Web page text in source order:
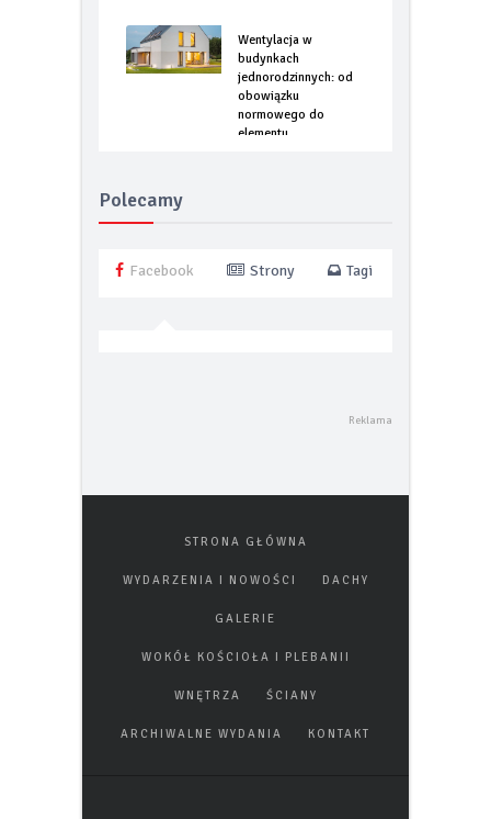
Wentylacja w
budynkach
jednorodzinnych: od
obowiązku
normowego do
elementu
Polecamy
Facebook Strony Tagi
STRONA GŁÓWNA
WYDARZENIA I NOWOŚCI DACHY
GALERIE
WOKÓŁ KOŚCIOŁA I PLEBANII
WNĘTRZA ŚCIANY
ARCHIWALNE WYDANIA KONTAKT